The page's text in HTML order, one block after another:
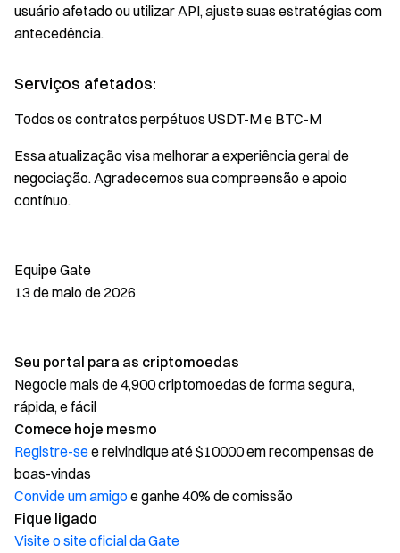
usuário afetado ou utilizar API, ajuste suas estratégias com
antecedência.
Serviços afetados:
Todos os contratos perpétuos USDT-M e BTC-M
Essa atualização visa melhorar a experiência geral de
negociação. Agradecemos sua compreensão e apoio
contínuo.
Equipe Gate
13 de maio de 2026
Seu portal para as criptomoedas
Negocie mais de 4,900 criptomoedas de forma segura,
rápida, e fácil
Comece hoje mesmo
Registre-see reivindique até $10000 em recompensas de
boas-vindas
Convide um amigo e ganhe 40% de comissão
Fique ligado
Visite o site oficial da Gate